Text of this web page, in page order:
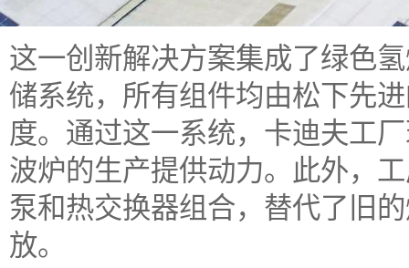
这一创新解决方案集成了绿色
储系统，所有组件均由松下先
度。通过这一系统，卡迪夫工
波炉的生产提供动力。此外，
泵和热交换器组合，替代了旧
放。